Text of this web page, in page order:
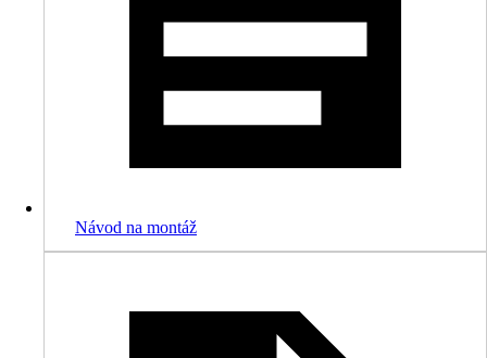
Návod na montáž